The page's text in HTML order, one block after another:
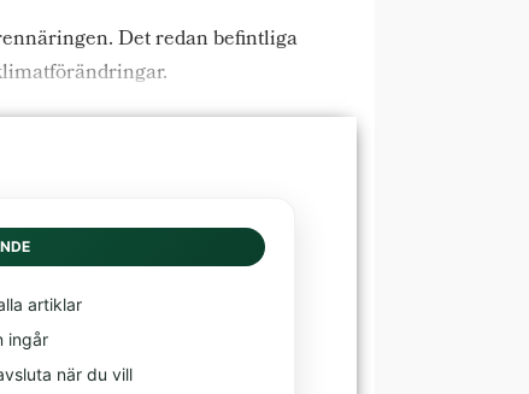
Det redan befintliga
artiklar
ingår
när du vill